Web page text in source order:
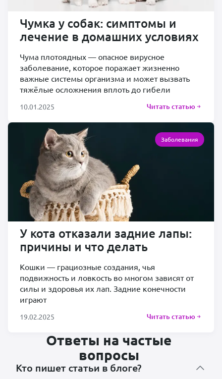
Чумка у собак: симптомы и
лечение в домашних условиях
Чума плотоядных — опасное вирусное
заболевание, которое поражает жизненно
важные системы организма и может вызвать
тяжёлые осложнения вплоть до гибели
10.01.2025 Читать статью
У кота отказали задние лапы:
причины и что делать
Кошки — грациозные создания, чья
подвижность и ловкость во многом зависят от
силы и здоровья их лап. Задние конечности
играют
19.02.2025 Читать статью
Заболевания
Ответы на частые
вопросы
Кто пишет статьи в блоге?